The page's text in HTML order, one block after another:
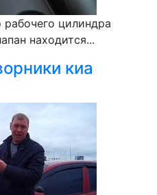
цилиндра
находится...
киа